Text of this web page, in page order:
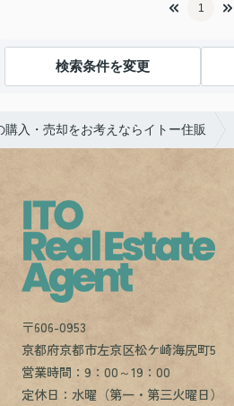
1
検索条件を変更
入・売却をお考えならイトー住販
〒606-0953
京都府京都市左京区松ケ崎海尻町5
営業時間：9：00～19：00
定休日：水曜（第一・第三火曜日）